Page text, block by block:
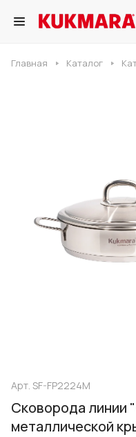
Главная Каталог
Арт. SF-FP2224M
Сковорода линии
металлической